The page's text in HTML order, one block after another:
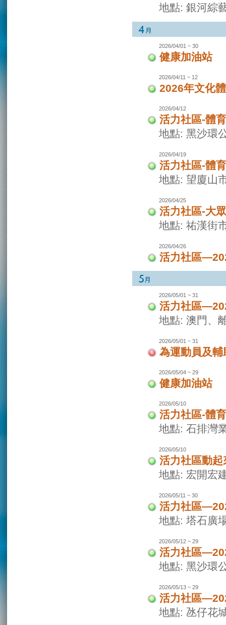
地點: 銀河綜
2026/04/01 ~ 30
健康加油站
2026/04/11 ~ 12
2026年文化
2026/04/12
活力社區-體
地點: 黑沙環
2026/04/19
活力社區-體
地點: 望廈山
2026/04/25
活力社區-大
地點: 祐漢街
2026/04/26
活力社區
2026/05/01 ~ 31
活力社區
地點: 澳門、
2026/05/01 ~ 31
為運動員及
2026/05/04 ~ 29
健康加油站
2026/05/10
活力社區-體
地點: 石排灣
2026/05/10
活力社區動
地點: 宏開宏
2026/05/11 ~ 30
活力社區
地點: 塔石廣
2026/05/12 ~ 29
活力社區
地點: 黑沙環
2026/05/13 ~ 29
活力社區
地點: 氹仔花